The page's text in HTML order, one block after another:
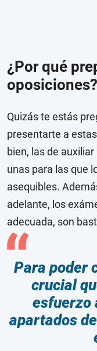
¿Por qué
oposiciones?
Quizás te estás
presentarte a
bien, las de
unas para las que
asequibles.
adelante, los
adecuada, son
Para poder
crucial
esfuerzo
apartados